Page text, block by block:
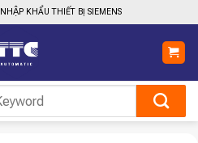
KHẨU THIẾT BỊ SIEMENS